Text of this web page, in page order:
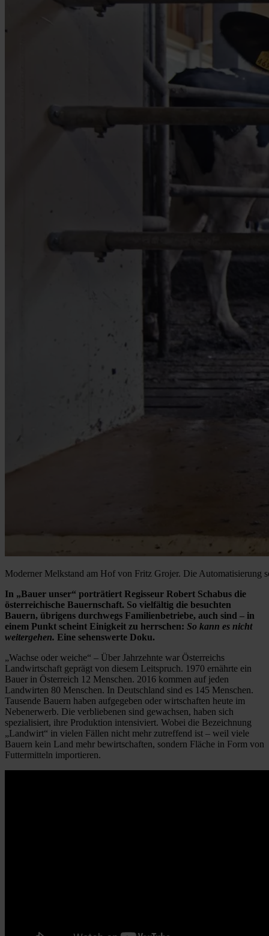
Moderner Melkstand am Hof von Fritz Grojer. Die Automatisierung
In „Bauer unser“ porträtiert Regisseur Robert Schabus die
österreichische Bauernschaft. So vielfältig die besuchten
Bauern, übrigens durchwegs Familienbetriebe, auch sind – in
einem Punkt scheint Einigkeit zu herrschen: So kann es nicht
weitergehen. Eine sehenswerte Doku.
„Wachse oder weiche“ – Über Jahrzehnte war Österreichs
Landwirtschaft geprägt von diesem Leitspruch. 1970 ernährte ein
Bauer in Österreich 12 Menschen. 2016 kommen auf jeden
Landwirten 80 Menschen. In Deutschland sind es 145 Menschen.
Tausende Bauern haben aufgegeben oder wirtschaften heute im
Nebenerwerb. Die verbliebenen sind gewachsen, haben sich
spezialisiert, ihre Produktion intensiviert. Wobei die Bezeichnung
„Landwirt“ in vielen Fällen nicht mehr zutreffend ist – weil viele
Bauern kein Land mehr bewirtschaften, sondern Fläche in Form von
Futtermitteln importieren.